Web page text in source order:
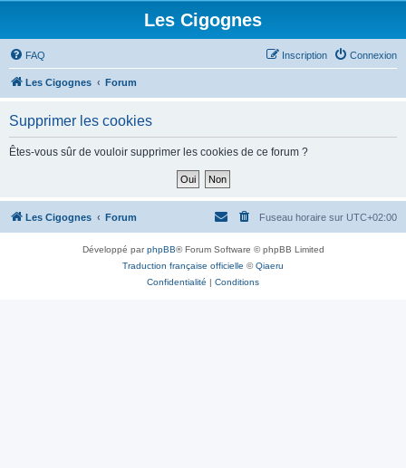
Les Cigognes
FAQ Connexion
Inscription
Les Cigognes Forum
Supprimer les cookies
Êtes-vous sûr de vouloir supprimer les cookies de ce forum ?
Les Cigognes Forum Fuseau horaire sur UTC+02:00
Développé parphpBB® Forum Software © phpBB Limited
Traduction française officielle ©Qiaeru
Confidentialité | Conditions